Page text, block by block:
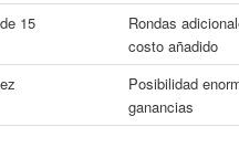
15
Rondas
costo añadido
Posibilidad
ganancias